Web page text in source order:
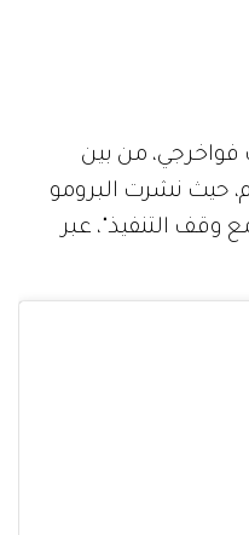
فواخرجي، من بين
حيث نشرت البرومو
وقف التنفيذ"، عبر